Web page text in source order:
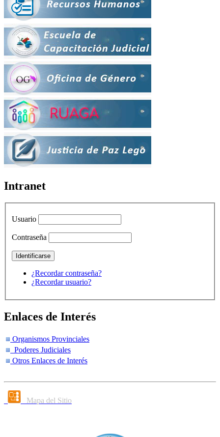
Intranet
Usuario
Contraseña
¿Recordar contraseña?
¿Recordar usuario?
Enlaces de Interés
Organismos Provinciales
Poderes Judiciales
Otros Enlaces de Interés
Mapa del Sitio